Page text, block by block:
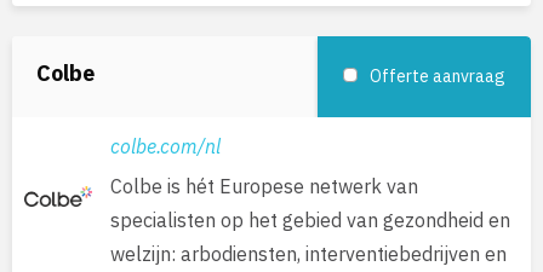
Colbe Offerte aanvraag
colbe.com/nl
Colbe is hét Europese netwerk van
specialisten op het gebied van gezondheid en
welzijn: arbodiensten, interventiebedrijven en